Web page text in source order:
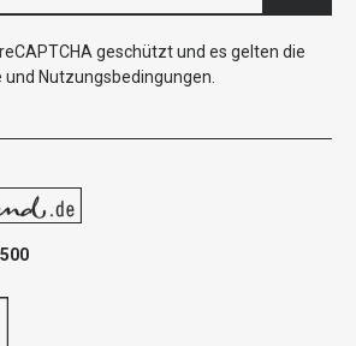
geschützt und es gelten die
und Nutzungsbedingungen